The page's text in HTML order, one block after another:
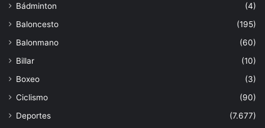
Bádminton
(4)
Baloncesto
(195)
Balonmano
(60)
Billar
(10)
Boxeo
(3)
Ciclismo
(90)
Deportes
(7.677)